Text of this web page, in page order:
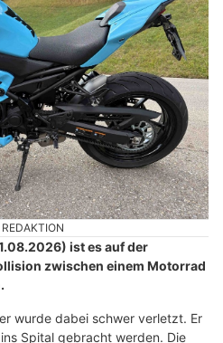
ist es auf der
zwischen einem Motorrad
wurde dabei schwer verletzt. Er
Spital gebracht werden. Die